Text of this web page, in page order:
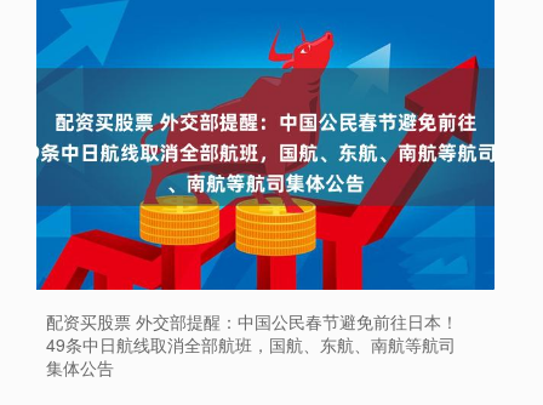
配资买股票 外交部提醒：中国公民春节避免前往日本！
49条中日航线取消全部航班，国航、东航、南航等航司
集体公告